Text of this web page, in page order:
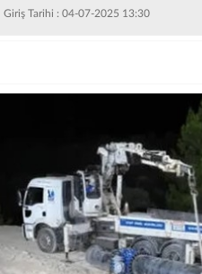
Giriş Tarihi : 04-07-2025 13:30